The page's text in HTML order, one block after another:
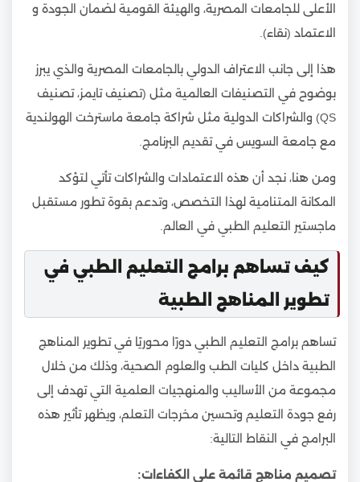
الأعلى للجامعات المصرية، والهيئة القومية لضمان الجودة و
الاعتماد (نقاء).
هذا إلى جانب الاعتراف الدولي بالجامعات المصرية والذي يبرز
بوضوح في التصنيفات العالمية مثل (تصنيف تايمز، تصنيف
QS) والشراكات الدولية مثل شراكة جامعة ماسترخت الهولندية
مع جامعة السويس في تقديم البرنامج.
ومن هنا، نجد أن هذه الاعتمادات والشراكات تأتي لتؤكد
المكانة المتنامية لهذا التخصص، وتدعم بقوة تطور مستقبل
ماجستير التعليم الطبي في العالم.
كيف تساهم برامج التعليم الطبي في
تطوير المناهج الطبية
تساهم برامج التعليم الطبي دورًا محوريًا في تطوير المناهج
الطبية داخل كليات الطب والعلوم الصحية، وذلك من خلال
مجموعة من الأساليب والمنهجيات العلمية التي تهدف إلى
رفع جودة التعليم وتحسين مخرجات التعلم، ويظهر تأثير هذه
البرامج في النقاط التالية:
تصميم مناهج قائمة على الكفاءات: